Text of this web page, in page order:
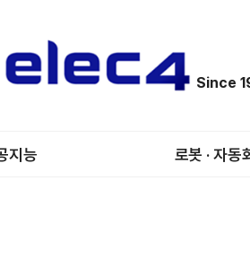
Since
지능 로봇 · 자동